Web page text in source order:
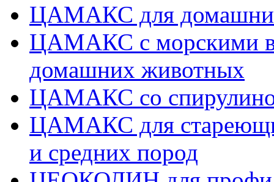
ЦАМАКС для
ЦАМАКС с морскими
домашних животных
ЦАМАКС со
ЦАМАКС для
и средних пород